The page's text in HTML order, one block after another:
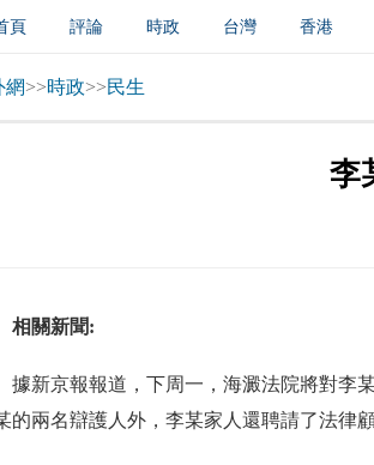
頁 評論 時政 台灣 香港
網>>時政>>民生
李
相關新聞:
據新京報報道，下周一，海澱法院將對李
的兩名辯護人外，李某家人還聘請了法律